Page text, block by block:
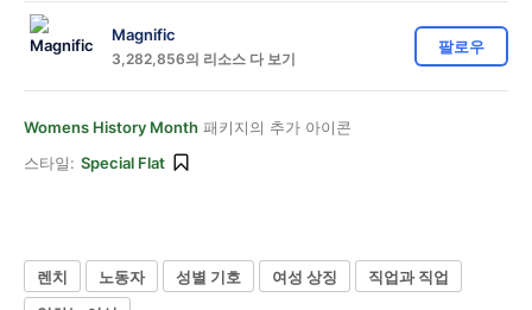
Magnific
3,282,856의 리소스 다 보기
팔로우
Womens History Month 패키지의 추가 아이콘
스타일: Special Flat
렌치 노동자 성별 기호 여성 상징
직업과 직업